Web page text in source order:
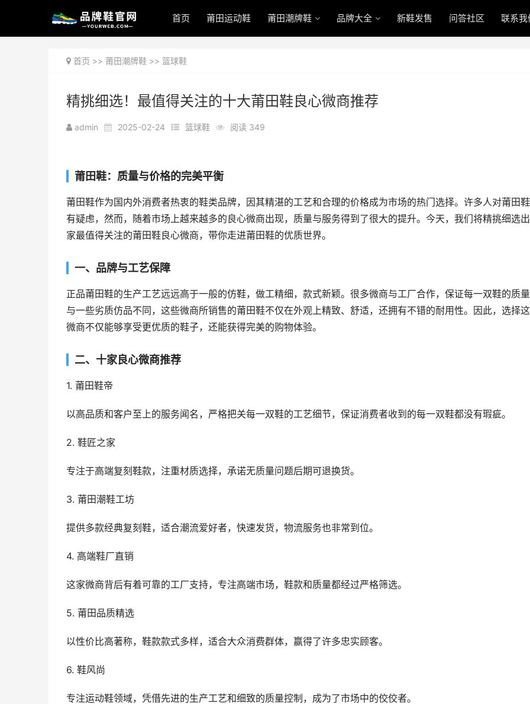
首页 莆田运动鞋 莆田潮牌鞋 品牌大全 新鞋发售 问答社区 联系我
首页 >> 莆田潮牌鞋 >> 篮球鞋
精挑细选！最值得关注的十大莆田鞋良心微商推荐
admin 2025-02-24 篮球鞋 阅读 349
莆田鞋：质量与价格的完美平衡
莆田鞋作为国内外消费者热衷的鞋类品牌，因其精湛的工艺和合理的价格成为市场的热门选择。许多人对莆田
有疑虑，然而，随着市场上越来越多的良心微商出现，质量与服务得到了很大的提升。今天，我们将精挑细选
家最值得关注的莆田鞋良心微商，带你走进莆田鞋的优质世界。
一、品牌与工艺保障
正品莆田鞋的生产工艺远远高于一般的仿鞋，做工精细，款式新颖。很多微商与工厂合作，保证每一双鞋的质量
与一些劣质仿品不同，这些微商所销售的莆田鞋不仅在外观上精致、舒适，还拥有不错的耐用性。因此，选择
微商不仅能够享受更优质的鞋子，还能获得完美的购物体验。
二、十家良心微商推荐
1. 莆田鞋帝
以高品质和客户至上的服务闻名，严格把关每一双鞋的工艺细节，保证消费者收到的每一双鞋都没有瑕疵。
2. 鞋匠之家
专注于高端复刻鞋款，注重材质选择，承诺无质量问题后期可退换货。
3. 莆田潮鞋工坊
提供多款经典复刻鞋，适合潮流爱好者，快速发货，物流服务也非常到位。
4. 高端鞋厂直销
这家微商背后有着可靠的工厂支持，专注高端市场，鞋款和质量都经过严格筛选。
5. 莆田品质精选
以性价比高著称，鞋款款式多样，适合大众消费群体，赢得了许多忠实顾客。
6. 鞋风尚
专注运动鞋领域，凭借先进的生产工艺和细致的质量控制，成为了市场中的佼佼者。